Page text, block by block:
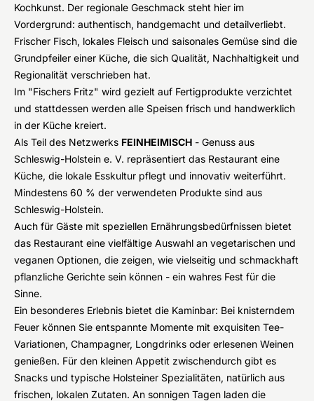
Kochkunst. Der regionale Geschmack steht hier im
Vordergrund: authentisch, handgemacht und detailverliebt.
Frischer Fisch, lokales Fleisch und saisonales Gemüse sind die
Grundpfeiler einer Küche, die sich Qualität, Nachhaltigkeit und
Regionalität verschrieben hat.
Im "Fischers Fritz" wird gezielt auf Fertigprodukte verzichtet
und stattdessen werden alle Speisen frisch und handwerklich
in der Küche kreiert.
Als Teil des Netzwerks FEINHEIMISCH - Genuss aus
Schleswig-Holstein e. V. repräsentiert das Restaurant eine
Küche, die lokale Esskultur pflegt und innovativ weiterführt.
Mindestens 60 % der verwendeten Produkte sind aus
Schleswig-Holstein.
Auch für Gäste mit speziellen Ernährungsbedürfnissen bietet
das Restaurant eine vielfältige Auswahl an vegetarischen und
veganen Optionen, die zeigen, wie vielseitig und schmackhaft
pflanzliche Gerichte sein können - ein wahres Fest für die
Sinne.
Ein besonderes Erlebnis bietet die Kaminbar: Bei knisterndem
Feuer können Sie entspannte Momente mit exquisiten Tee-
Variationen, Champagner, Longdrinks oder erlesenen Weinen
genießen. Für den kleinen Appetit zwischendurch gibt es
Snacks und typische Holsteiner Spezialitäten, natürlich aus
frischen, lokalen Zutaten. An sonnigen Tagen laden die